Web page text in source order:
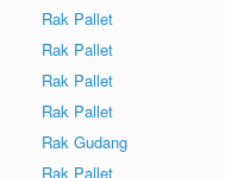
Rak Pallet
Rak Pallet
Rak Pallet
Rak Pallet
Rak Gudang
Rak Pallet